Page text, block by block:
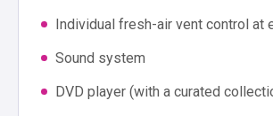
Individual fresh-air vent control at
Sound system
DVD player (with a curated